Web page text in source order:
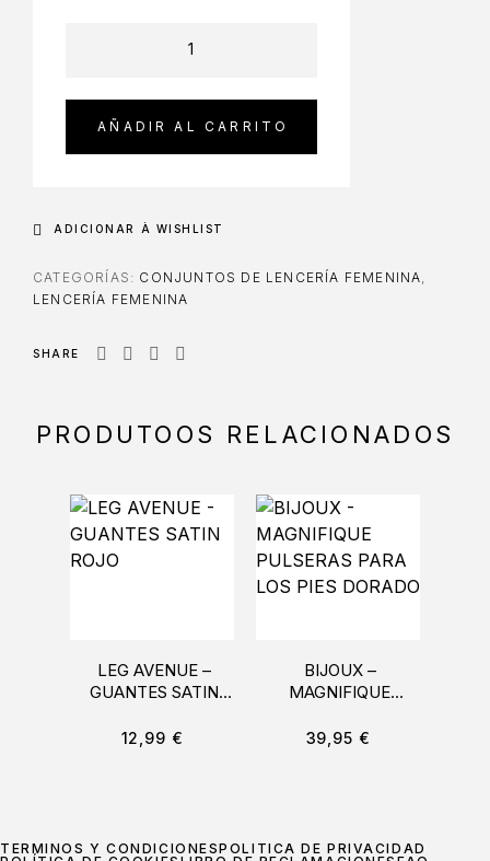
AÑADIR AL CARRITO
ADICIONAR À WISHLIST
CATEGORÍAS: CONJUNTOS DE LENCERÍA FEMENINA
LENCERÍA FEMENINA
SHARE
PRODUTOOS RELACIONADOS
LEG AVENUE –
GUANTES SATIN
12,99 €
BIJOUX –
MAGNIFIQUE
LOS PIES DORADO
39,95 €
TÉRMINOS Y CONDICIONESPOLÍTICA DE PRIVACIDAD